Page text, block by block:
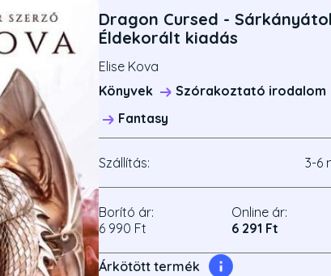
Dragon Cursed -
Éldekorált kiadás
Elise Kova
Könyvek
Szórakoztató irodalom
Fantasy
Szállítás: 3-6
Borító ár:
6 990 Ft
Online ár:
6 291 Ft
Árkötött termék